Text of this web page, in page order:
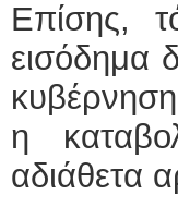
Επίσης,
εισόδημα
η
αδιάθετα